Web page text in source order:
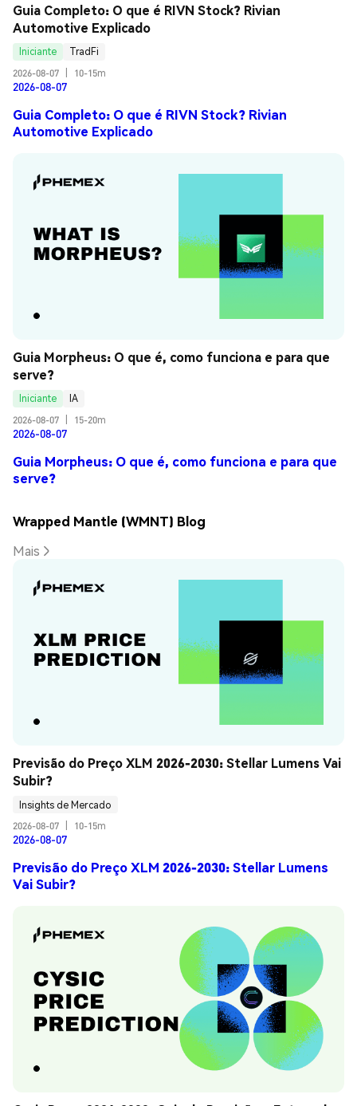
Guia Completo: O que é RIVN Stock? Rivian
Automotive Explicado
Iniciante
TradFi
2026-08-07
10-15m
2026-08-07
Guia Completo: O que é RIVN Stock? Rivian
Automotive Explicado
Guia Morpheus: O que é, como funciona e para que
serve?
Iniciante
IA
2026-08-07
15-20m
2026-08-07
Guia Morpheus: O que é, como funciona e para que
serve?
Wrapped Mantle (WMNT) Blog
Mais
Previsão do Preço XLM 2026-2030: Stellar Lumens Vai
Subir?
Insights de Mercado
2026-08-07
10-15m
2026-08-07
Previsão do Preço XLM 2026-2030: Stellar Lumens
Vai Subir?